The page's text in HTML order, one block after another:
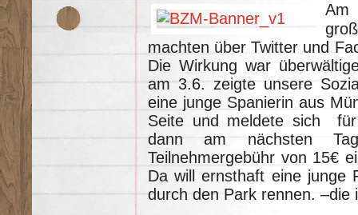
machten über Twitter und
Die Wirkung war
am 3.6. zeigte unsere
eine junge Spanierin aus
Seite und meldete sich
dann am nächsten
Teilnehmergebühr von 15€
Da will ernsthaft eine junge
durch den Park rennen. –die